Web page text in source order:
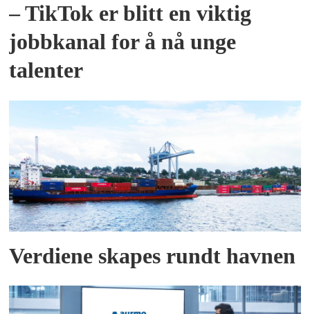
– TikTok er blitt en viktig
jobbkanal for å nå unge
talenter
Verdiene skapes rundt havnen